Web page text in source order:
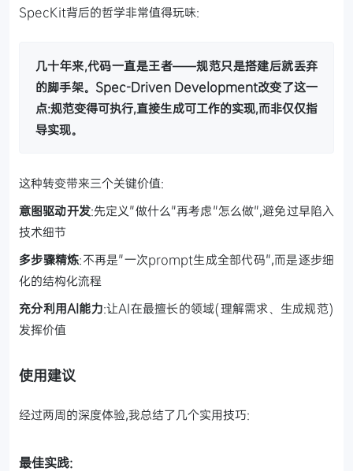
SpecKit背后的哲学非常值得玩味:
几十年来,代码一直是王者——规范只是搭建后就丢弃
的脚手架。Spec-Driven Development改变了这一
点:规范变得可执行,直接生成可工作的实现,而非仅仅指
导实现。
这种转变带来三个关键价值:
意图驱动开发:先定义"做什么"再考虑"怎么做",避免过早陷入
技术细节
多步骤精炼:不再是"一次prompt生成全部代码",而是逐步细
化的结构化流程
充分利用AI能力:让AI在最擅长的领域(理解需求、生成规范)
发挥价值
使用建议
经过两周的深度体验,我总结了几个实用技巧:
最佳实践: